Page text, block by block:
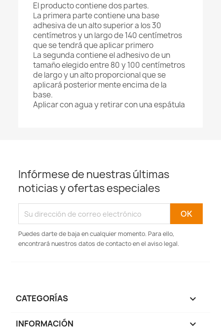
El producto contiene dos partes.
La primera parte contiene una base
adhesiva de un alto superior a los 30
centímetros y un largo de 140 centímetros
que se tendrá que aplicar primero
La segunda contiene el adhesivo de un
tamaño elegido entre 80 y 100 centímetros
de largo y un alto proporcional que se
aplicará posterior mente encima de la
base.
Aplicar con agua y retirar con una espátula
Infórmese de nuestras últimas
noticias y ofertas especiales
Puedes darte de baja en cualquier momento. Para ello,
encontrará nuestros datos de contacto en el aviso legal.
CATEGORÍAS 
INFORMACIÓN 